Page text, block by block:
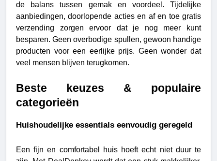
de balans tussen gemak en voordeel. Tijdelijke
aanbiedingen, doorlopende acties en af en toe gratis
verzending zorgen ervoor dat je nog meer kunt
besparen. Geen overbodige spullen, gewoon handige
producten voor een eerlijke prijs. Geen wonder dat
veel mensen blijven terugkomen.
Beste keuzes & populaire
categorieën
Huishoudelijke essentials eenvoudig geregeld
Een fijn en comfortabel huis hoeft echt niet duur te